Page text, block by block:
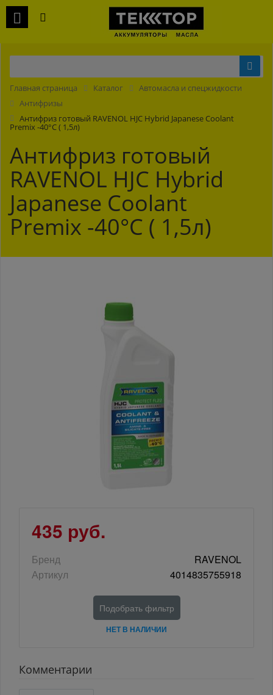
Главная страница Каталог
Автомасла и спецжидкости
Антифризы
Антифриз готовый RAVENOL HJC Hybrid Japanese Coolant
Premix -40°C ( 1,5л)
Антифриз готовый
RAVENOL HJC Hybrid
Japanese Coolant
Premix -40°C ( 1,5л)
435 руб.
Бренд
RAVENOL
Артикул
4014835755918
Подобрать фильтр
НЕТ В НАЛИЧИИ
Комментарии